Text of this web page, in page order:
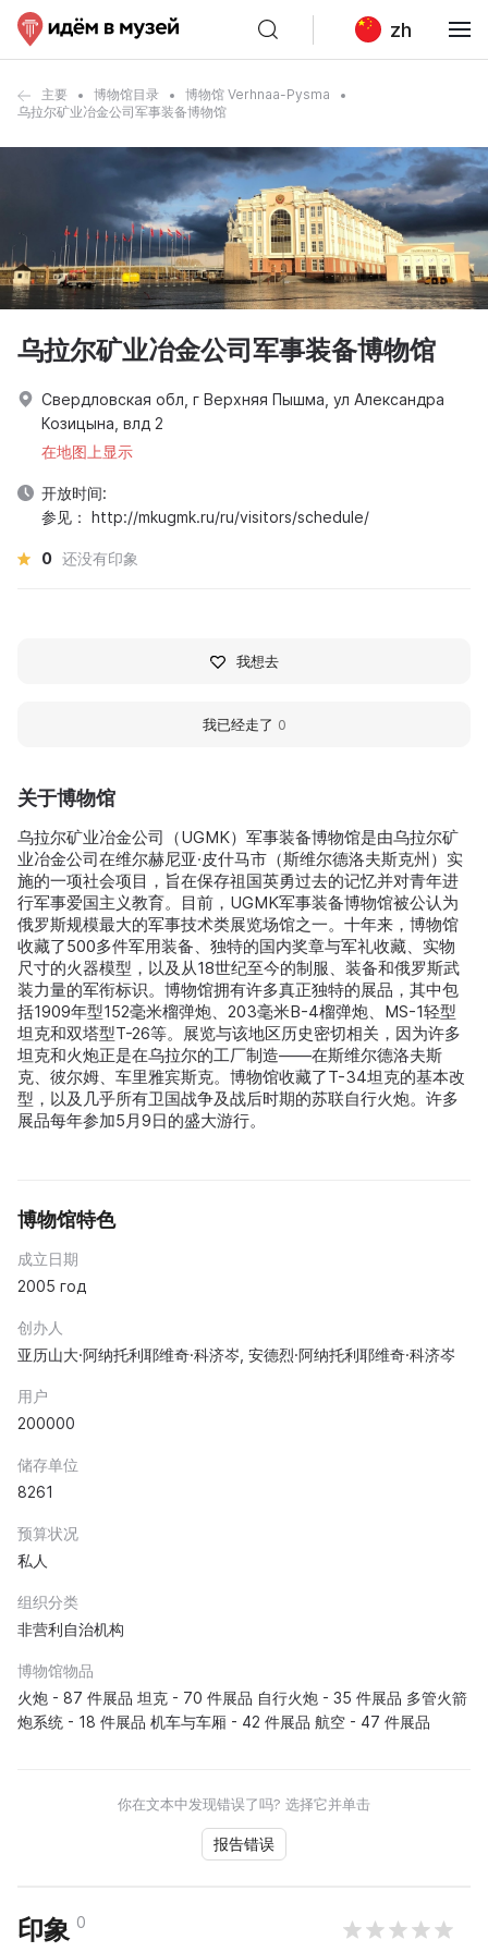
zh
主要 博物馆目录
博物馆 Verhnaa-Pysma
乌拉尔矿业冶金公司军事装备博物馆
关于博物馆
乌拉尔矿业冶金公司（UGMK）军事装备博物馆是由乌拉尔矿
业冶金公司在维尔赫尼亚·皮什马市（斯维尔德洛夫斯克州）实
施的一项社会项目，旨在保存祖国英勇过去的记忆并对青年进
行军事爱国主义教育。目前，UGMK军事装备博物馆被公认为
俄罗斯规模最大的军事技术类展览场馆之一。十年来，博物馆
收藏了500多件军用装备、独特的国内奖章与军礼收藏、实物
尺寸的火器模型，以及从18世纪至今的制服、装备和俄罗斯武
装力量的军衔标识。博物馆拥有许多真正独特的展品，其中包
括1909年型152毫米榴弹炮、203毫米B-4榴弹炮、MS-1轻型
坦克和双塔型T-26等。展览与该地区历史密切相关，因为许多
坦克和火炮正是在乌拉尔的工厂制造——在斯维尔德洛夫斯
克、彼尔姆、车里雅宾斯克。博物馆收藏了T-34坦克的基本改
型，以及几乎所有卫国战争及战后时期的苏联自行火炮。许多
展品每年参加5月9日的盛大游行。
博物馆特色
成立日期
2005 год
创办人
亚历山大·阿纳托利耶维奇·科济岑, 安德烈·阿纳托利耶维奇·科济岑
用户
200000
储存单位
8261
预算状况
私人
组织分类
非营利自治机构
博物馆物品
火炮 - 87 件展品 坦克 - 70 件展品 自行火炮 - 35 件展品 多管火箭
炮系统 - 18 件展品 机车与车厢 - 42 件展品 航空 - 47 件展品
你在文本中发现错误了吗? 选择它并单击
报告错误
印象 0
乌拉尔矿业冶金公司军事装备博物馆
Свердловская обл, г Верхняя Пышма, ул Александра
Козицына, влд 2
在地图上显示
开放时间:
参见： http://mkugmk.ru/ru/visitors/schedule/
0 还没有印象
我想去
我已经走了 0